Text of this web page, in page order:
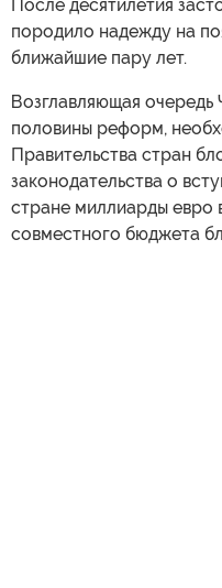
После десятилетия
породило надежду на
ближайшие пару лет.
Возглавляющая
половины реформ,
Правительства стран
законодательства о
стране миллиарды евро
совместного бюджета